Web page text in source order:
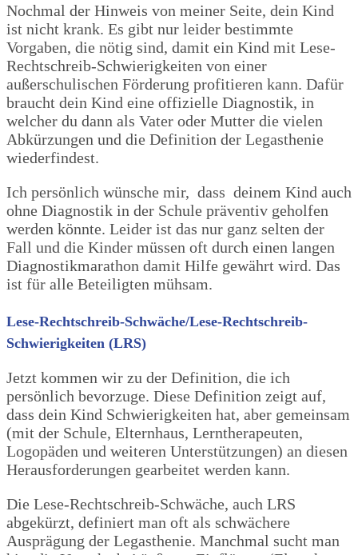
Nochmal der Hinweis von meiner Seite, dein Kind
ist nicht krank. Es gibt nur leider bestimmte
Vorgaben, die nötig sind, damit ein Kind mit Lese-
Rechtschreib-Schwierigkeiten von einer
außerschulischen Förderung profitieren kann. Dafür
braucht dein Kind eine offizielle Diagnostik, in
welcher du dann als Vater oder Mutter die vielen
Abkürzungen und die Definition der Legasthenie
wiederfindest.
Ich persönlich wünsche mir, dass deinem Kind auch
ohne Diagnostik in der Schule präventiv geholfen
werden könnte. Leider ist das nur ganz selten der
Fall und die Kinder müssen oft durch einen langen
Diagnostikmarathon damit Hilfe gewährt wird. Das
ist für alle Beteiligten mühsam.
Lese-Rechtschreib-Schwäche/Lese-Rechtschreib-
Schwierigkeiten (LRS)
Jetzt kommen wir zu der Definition, die ich
persönlich bevorzuge. Diese Definition zeigt auf,
dass dein Kind Schwierigkeiten hat, aber gemeinsam
(mit der Schule, Elternhaus, Lerntherapeuten,
Logopäden und weiteren Unterstützungen) an diesen
Herausforderungen gearbeitet werden kann.
Die Lese-Rechtschreib-Schwäche, auch LRS
abgekürzt, definiert man oft als schwächere
Ausprägung der Legasthenie. Manchmal sucht man